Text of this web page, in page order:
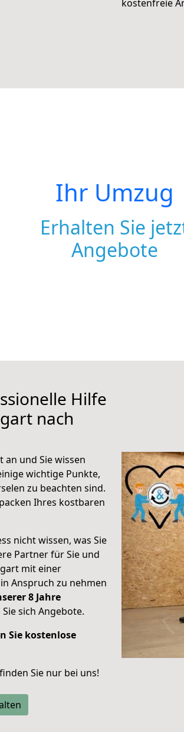
kostenfreie
Ihr Umzug
Erhalten Sie
Angebote
Hilfe
nach
und Sie wissen
wichtige Punkte,
zu beachten sind.
Ihres kostbaren
nicht wissen, was Sie
Partner für Sie und
mit einer
Anspruch zu nehmen
8 Jahre
sich Angebote.
Sie kostenlose
Sie nur bei uns!